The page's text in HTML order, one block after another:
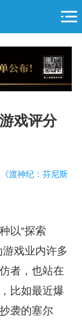
推广
戏评分
《渡神纪：芬尼斯
以“探索
戏业内许多
者，也站在
比如最近爆
袭的塞尔